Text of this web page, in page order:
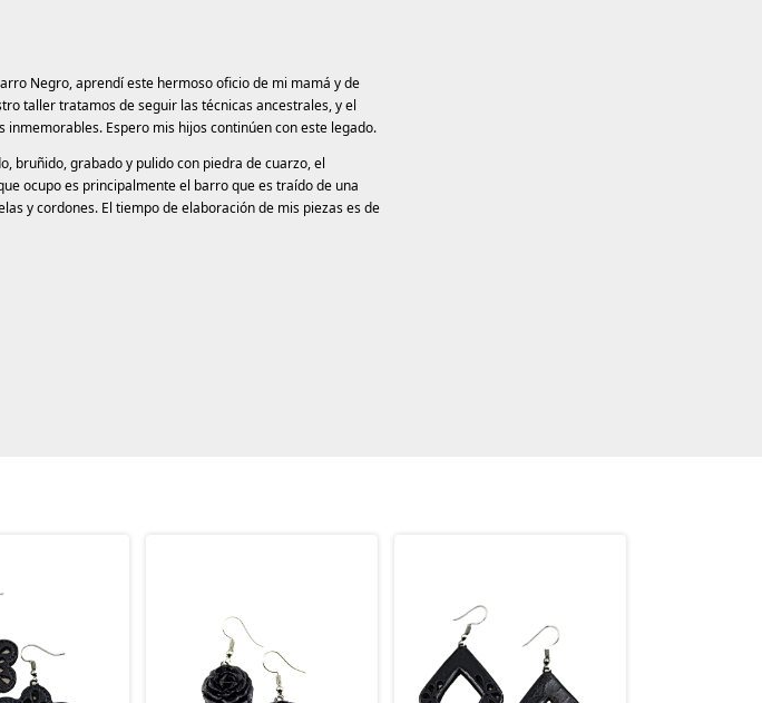
Negro, aprendí este hermoso oficio de mi mamá y de
taller tratamos de seguir las técnicas ancestrales, y el
Espero mis hijos continúen con este legado.
bruñido, grabado y pulido con piedra de cuarzo, el
ocupo es principalmente el barro que es traído de una
y cordones. El tiempo de elaboración de mis piezas es de